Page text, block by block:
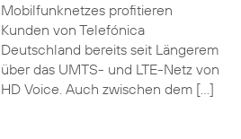
Mobilfunknetzes profitieren
Kunden von Telefónica
Deutschland bereits seit Längerem
über das UMTS- und LTE-Netz von
HD Voice. Auch zwischen dem […]